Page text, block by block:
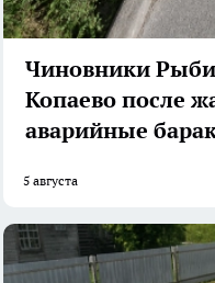
Чиновники
Копаево после
аварийные
5 августа